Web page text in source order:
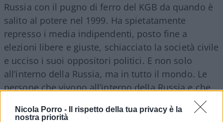
Nicola Porro -
Il rispetto della tua privacy è la
nostra priorità
Russia con il pugno di ferro del KGB da quando è
salito al potere nel 1999. Ha spietatamente
represso i media indipendenti, posto fine a
elezioni libere e giuste, schiacciato la società civile
e ucciso i suoi oppositori politici. E non solo
all’interno della Russia, ma in tutto il mondo. Le
persone che vivono all’interno della Russia e che
vengono imprigionate.